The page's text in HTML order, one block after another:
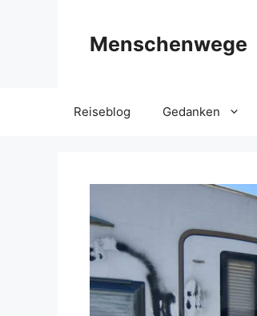
Menschenwege
Reiseblog Gedanken